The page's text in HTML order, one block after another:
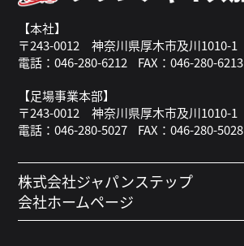
【本社】
〒243-0012 神奈川県厚木市及川1010-1
電話：046-280-6212
FAX：046-280-6213
【足場事業本部】
〒243-0012 神奈川県厚木市及川1010-1
電話：046-280-5027
FAX：046-280-5028
株式会社ジャパンステップ
会社ホームページ